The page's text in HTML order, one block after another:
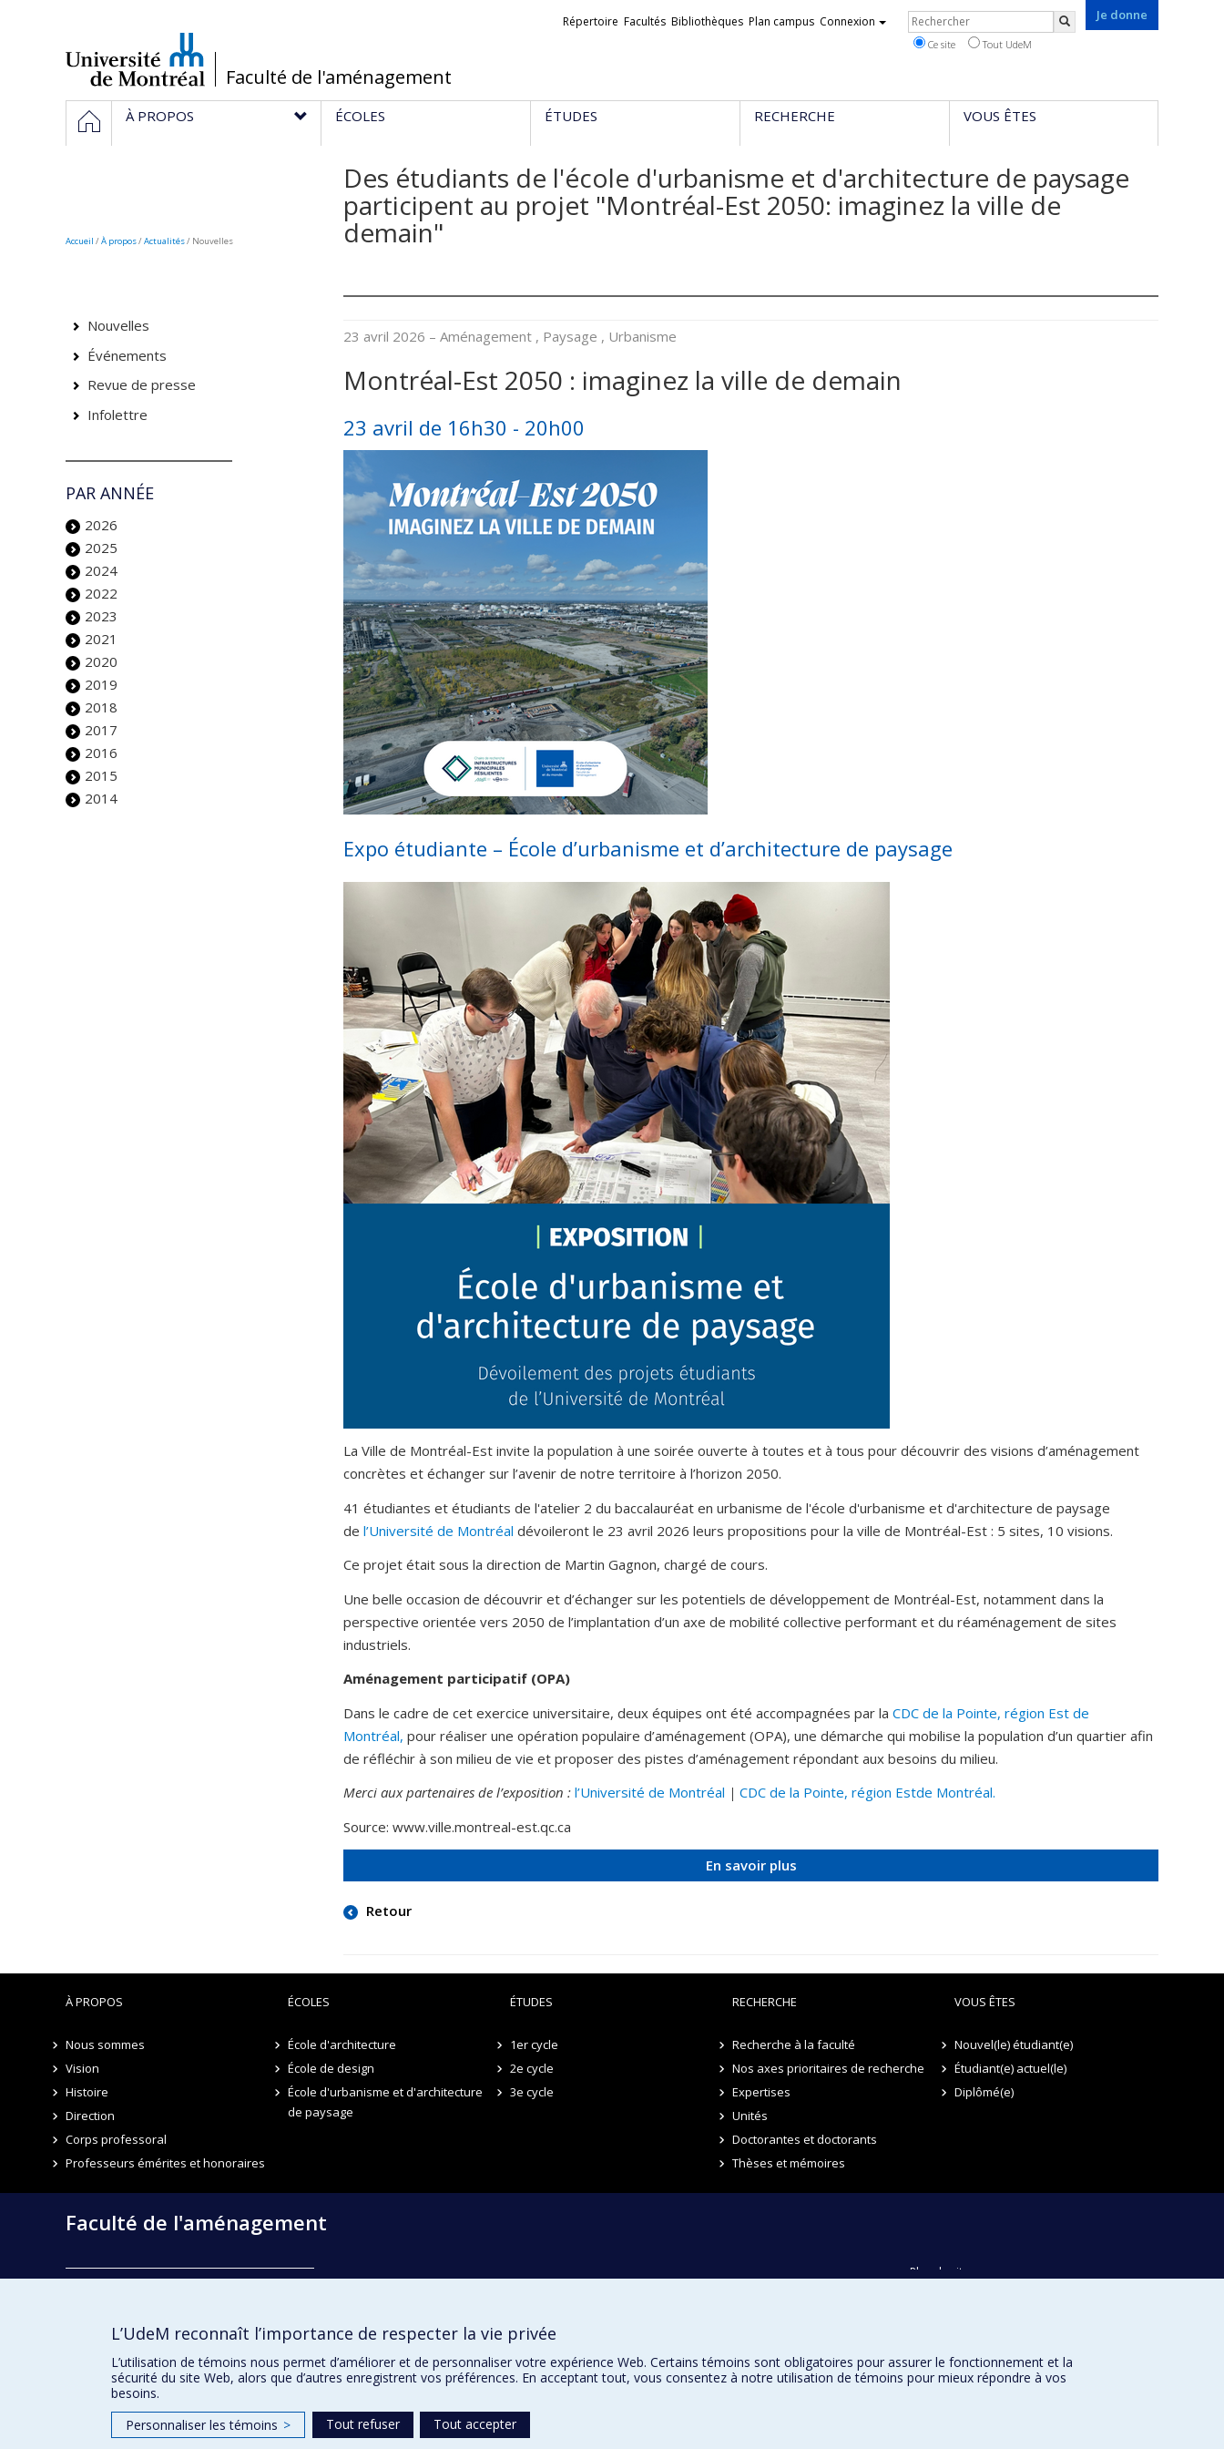
/Faculté de l'aménagement
Je donne
Liens
Répertoire Facultés Bibliothèques Plan campus Connexion Rechercher
Ce site Tout UdeM
Navigation
principale
ACCUEIL
À PROPOS ÉCOLES ÉTUDES RECHERCHE VOUS ÊTES
Des étudiants de l'école d'urbanisme et d'architecture de paysage
participent au projet "Montréal-Est 2050: imaginez la ville de
demain"
23 avril 2026 – Aménagement , Paysage , Urbanisme
Montréal-Est 2050 : imaginez la ville de demain
23 avril de 16h30 - 20h00
Expo étudiante – École d’urbanisme et d’architecture de paysage
La Ville de Montréal-Est invite la population à une soirée ouverte à toutes et à tous pour découvrir des visions d’aménagement
concrètes et échanger sur l’avenir de notre territoire à l’horizon 2050.
41 étudiantes et étudiants de l'atelier 2 du baccalauréat en urbanisme de l'école d'urbanisme et d'architecture de paysage
de l’Université de Montréal dévoileront le 23 avril 2026 leurs propositions pour la ville de Montréal-Est : 5 sites, 10 visions.
Ce projet était sous la direction de Martin Gagnon, chargé de cours.
Une belle occasion de découvrir et d’échanger sur les potentiels de développement de Montréal-Est, notamment dans la
perspective orientée vers 2050 de l’implantation d’un axe de mobilité collective performant et du réaménagement de sites
industriels.
Aménagement participatif (OPA)
Dans le cadre de cet exercice universitaire, deux équipes ont été accompagnées par la CDC de la Pointe, région Est de
Montréal, pour réaliser une opération populaire d’aménagement (OPA), une démarche qui mobilise la population d’un quartier afin
de réfléchir à son milieu de vie et proposer des pistes d’aménagement répondant aux besoins du milieu.
Merci aux partenaires de l’exposition : l’Université de Montréal | CDC de la Pointe, région Estde Montréal.
Source: www.ville.montreal-est.qc.ca
En savoir plus
Retour
Accueil /À propos/Actualités/ Nouvelles
Nouvelles
Événements
Revue de presse
Infolettre
PAR ANNÉE
2026
2025
2024
2022
2023
2021
2020
2019
2018
2017
2016
2015
2014
À PROPOS
Nous sommes
Vision
Histoire
Direction
Corps professoral
Professeurs émérites et honoraires
ÉCOLES
École d'architecture
École de design
École d'urbanisme et d'architecture
de paysage
ÉTUDES
1er cycle
2e cycle
3e cycle
RECHERCHE
Recherche à la faculté
Nos axes prioritaires de recherche
Expertises
Unités
Doctorantes et doctorants
Thèses et mémoires
VOUS ÊTES
Nouvel(le) étudiant(e)
Étudiant(e) actuel(le)
Diplômé(e)
Faculté de l'aménagement
École de design
École d'urbanisme et d'architecture de paysage
Plan du site
L’UdeM reconnaît l’importance de respecter la vie privée
L’utilisation de témoins nous permet d’améliorer et de personnaliser votre expérience Web. Certains témoins sont obligatoires pour assurer le fonctionnement et la
sécurité du site Web, alors que d’autres enregistrent vos préférences. En acceptant tout, vous consentez à notre utilisation de témoins pour mieux répondre à vos
besoins.
Personnaliser les témoins > Tout refuser Tout accepter